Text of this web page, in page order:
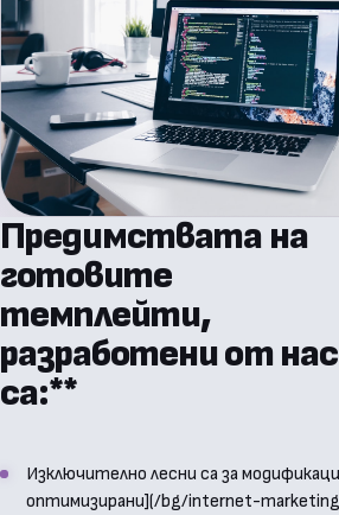
Предимствата на
готовите
темплейти,
разработени от нас
са:**
Изключително лесни са за
оптимизирани](/bg/internet-